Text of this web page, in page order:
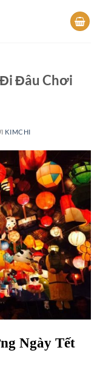
Đâu Chơi
KIMCHI
Ngày Tết